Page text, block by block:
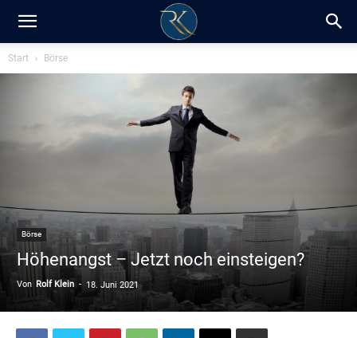
RK-
Blog
Start Börse
Börse
Höhenangst – Jetzt noch einsteigen?
Von Rolf Klein - 18. Juni 2021